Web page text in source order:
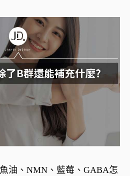
油、NMN、藍莓、GABA怎